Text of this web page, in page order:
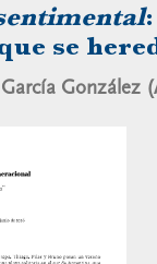
se
González